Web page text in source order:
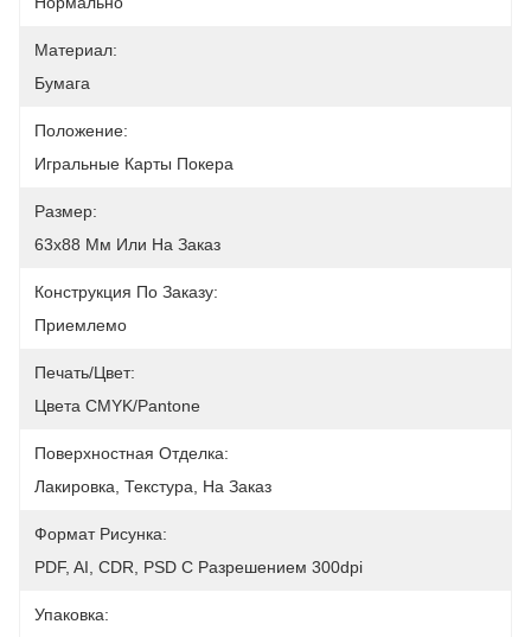
Материал:
Бумага
Положение:
Игральные Карты Покера
Размер:
63x88 Мм Или На Заказ
Конструкция По Заказу:
Приемлемо
Печать/цвет:
Цвета CMYK/Pantone
Поверхностная Отделка:
Лакировка, Текстура, На Заказ
Формат Рисунка:
PDF, AI, CDR, PSD С Разрешением 300dpi
Упаковка: